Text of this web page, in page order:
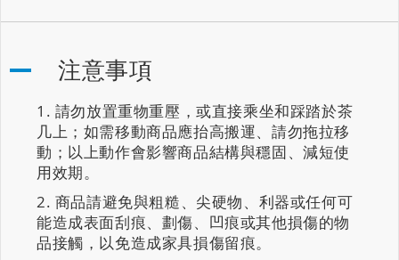
注意事項
請勿放置重物重壓，或直接乘坐和踩踏於茶
几上；如需移動商品應抬高搬運、請勿拖拉移
動；以上動作會影響商品結構與穩固、減短使
用效期。
商品請避免與粗糙、尖硬物、利器或任何可
能造成表面刮痕、劃傷、凹痕或其他損傷的物
品接觸，以免造成家具損傷留痕。